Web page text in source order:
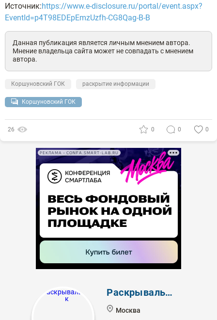
Источник:https://www.e-disclosure.ru/portal/event.aspx?
EventId=p4T98EDEpEmzUzfh-CG8Qag-B-B
Данная публикация является личным мнением автора.
Мнение владельца сайта может не совпадать с мнением
автора.
Коршуновский ГОК раскрытие информации
Коршуновский ГОК
26 0 0 0
РЕКЛАМА • CONFA.SMART-LAB.RU
Раскрывальщик
Москва